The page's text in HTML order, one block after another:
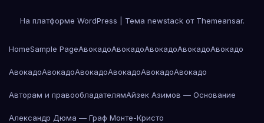
На платформе WordPress Тема newstack от Themeansar.
HomeSample PageАвокадоАвокадоАвокадоАвокадоАвокадо
АвокадоАвокадоАвокадоАвокадоАвокадоАвокадо
Авторам и правообладателямАйзек Азимов — Основание
Александр Дюма — Граф Монте-Кристо